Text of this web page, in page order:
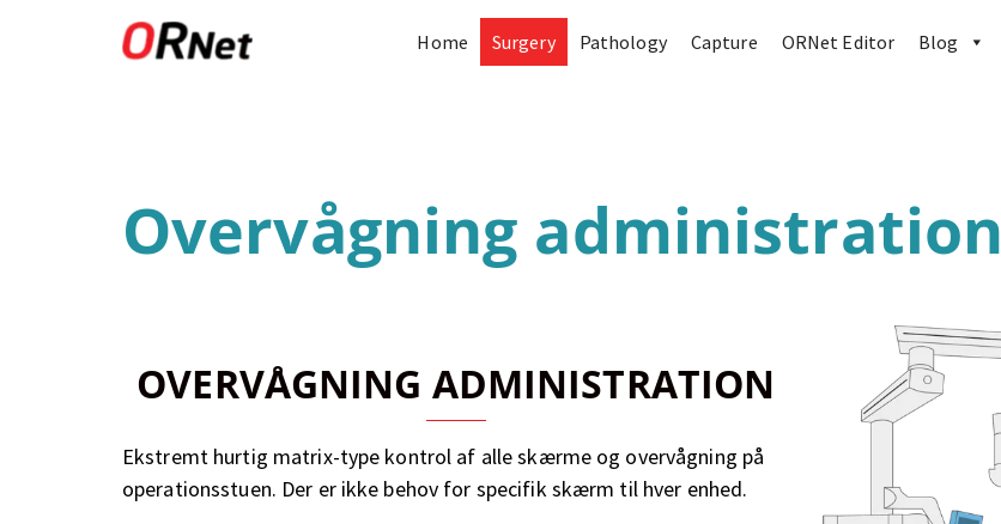
Home Surgery Pathology Capture ORNet Editor Blog
Overvågning administration
OVERVÅGNING ADMINISTRATION
Ekstremt hurtig matrix-type kontrol af alle skærme og overvågning på
operationsstuen. Der er ikke behov for specifik skærm til hver enhed.